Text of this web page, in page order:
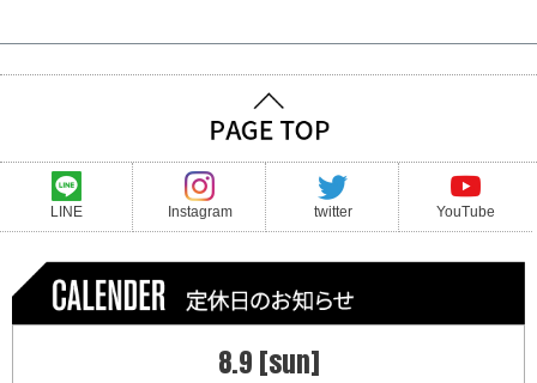
LINE Instagram twitter YouTube
8.9 [sun]